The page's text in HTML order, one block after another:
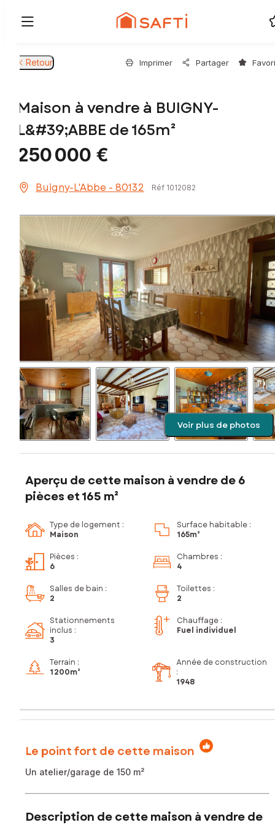
Retour Imprimer Partager
Maison à vendre à BUIGNY-
L&#39;ABBE de 165m²
250 000 €
Buigny-L'Abbe - 80132 Réf 1012082
Voir plus de photos
Aperçu de cette maison à vendre de 6
pièces et 165 m²
Type de logement :
Maison
Surface habitable :
165m²
Pièces :
6
Chambres :
4
Salles de bain :
2
Toilettes :
2
Stationnements
inclus :
3
Chauffage :
Fuel individuel
Terrain :
1 200m²
Année de construction
:
1948
Le point fort de cette maison
Un atelier/garage de 150 m²
Description de cette maison à vendre de